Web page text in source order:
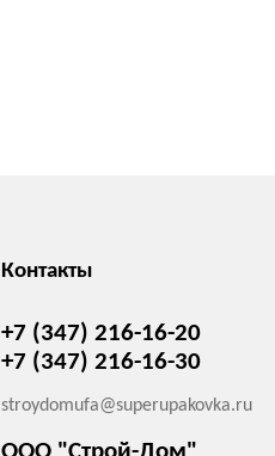
Контакты
+7 (347) 216-16-20
+7 (347) 216-16-30
stroydomufa@superupakovka.ru